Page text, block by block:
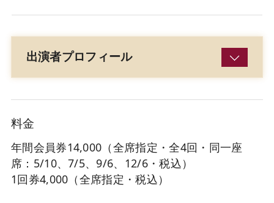
出演者プロフィール
料金
年間会員券14,000（全席指定・全4回・同一座
席：5/10、7/5、9/6、12/6・税込）
1回券4,000（全席指定・税込）